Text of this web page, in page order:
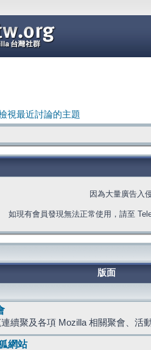
視最近討論的主題
因為大量廣告入
如現有會員發現無法正常使用，請至
版面
續聚及各項 Mozilla 相關聚會、活
網站